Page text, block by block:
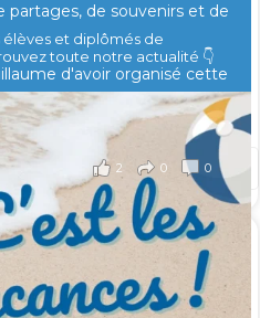
de souvenirs et de
d'avoir organisé cette
2 0 0
la taxe d’apprentissage 2026
à former les générations
🙏
élèves et diplômés de
toute notre actualité 👇